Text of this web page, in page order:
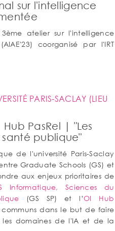
sur l'intelligence
atelier sur l'intelligence
coorganisé par l'IRT
PARIS-SACLAY (LIEU
Hub PasRel | "Les
publique"
de l'université Paris-Saclay
Graduate Schools (GS) et
aux enjeux prioritaires de
Informatique, Sciences du
(GS SP) et l’OI Hub
dans le but de faire
les domaines de l'IA et de la